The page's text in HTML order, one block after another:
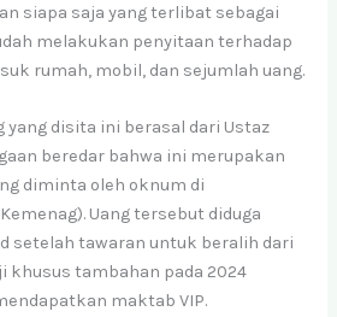
siapa saja yang terlibat sebagai
melakukan penyitaan terhadap
rumah, mobil, dan sejumlah uang.
yang disita ini berasal dari Ustaz
beredar bahwa ini merupakan
diminta oleh oknum di
Uang tersebut diduga
setelah tawaran untuk beralih dari
khusus tambahan pada 2024
maktab VIP.